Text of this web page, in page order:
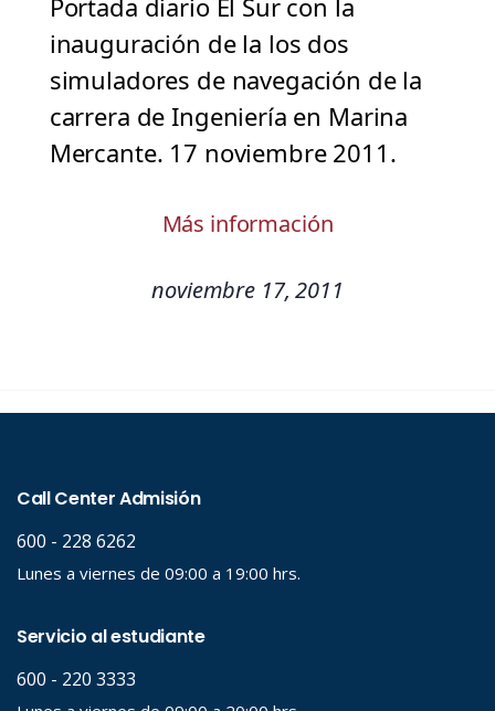
Portada diario El Sur con la
inauguración de la los dos
simuladores de navegación de la
carrera de Ingeniería en Marina
Mercante. 17 noviembre 2011.
Más información
noviembre 17, 2011